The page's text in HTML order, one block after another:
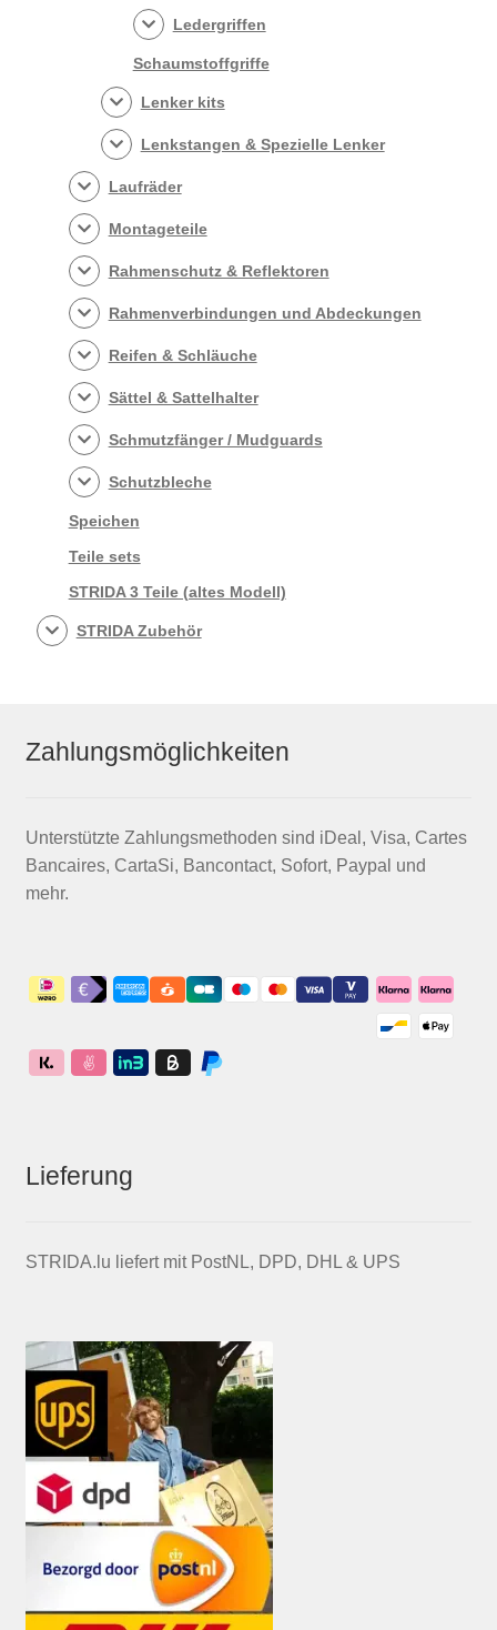
Ledergriffen
Schaumstoffgriffe
Lenker kits
Lenkstangen & Spezielle Lenker
Laufräder
Montageteile
Rahmenschutz & Reflektoren
Rahmenverbindungen und Abdeckungen
Reifen & Schläuche
Sättel & Sattelhalter
Schmutzfänger / Mudguards
Schutzbleche
Speichen
Teile sets
STRIDA 3 Teile (altes Modell)
STRIDA Zubehör
Zahlungsmöglichkeiten
Unterstützte Zahlungsmethoden sind iDeal, Visa, Cartes
Bancaires, CartaSi, Bancontact, Sofort, Paypal und
mehr.
Lieferung
STRIDA.lu liefert mit PostNL, DPD, DHL & UPS